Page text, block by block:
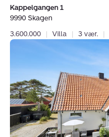
Kappelgangen 1
9990 Skagen
3.600.000
| Villa | 3 vær. |
Johansens
Vej
23A,
9990
Skagen